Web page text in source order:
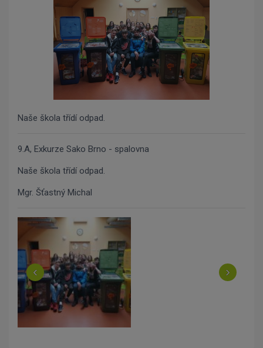
Naše škola třídí odpad.
9.A, Exkurze Sako Brno - spalovna
Naše škola třídí odpad.
Mgr. Šťastný Michal
‹ ›